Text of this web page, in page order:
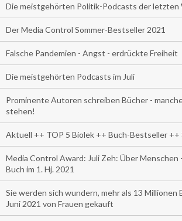
Die meistgehörten Politik-Podcasts der letzten
Der Media Control Sommer-Bestseller 2021
Falsche Pandemien - Angst - erdrückte Freiheit
Die meistgehörten Podcasts im Juli
Prominente Autoren schreiben Bücher -
stehen!
Aktuell ++ TOP 5 Biolek ++ Buch-Bestseller ++
Media Control Award: Juli Zeh: Über
Buch im 1. Hj. 2021
Sie werden sich wundern, mehr als 13 Millionen
Juni 2021 von Frauen gekauft